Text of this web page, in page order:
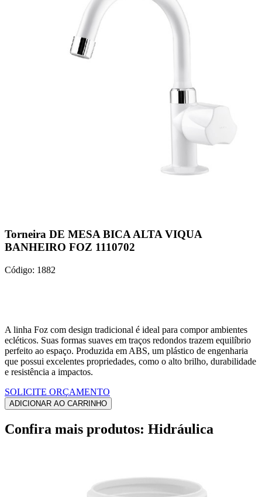
Torneira DE MESA BICA ALTA VIQUA
BANHEIRO FOZ 1110702
Código: 1882
A linha Foz com design tradicional é ideal para compor ambientes
ecléticos. Suas formas suaves em traços redondos trazem equilíbrio
perfeito ao espaço. Produzida em ABS, um plástico de engenharia
que possui excelentes propriedades, como o alto brilho, durabilidade
e resistência a impactos.
SOLICITE ORÇAMENTO
Confira mais produtos: Hidráulica